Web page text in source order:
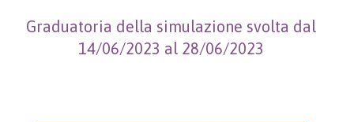
Graduatoria della simulazione svolta dal
14/06/2023 al 28/06/2023